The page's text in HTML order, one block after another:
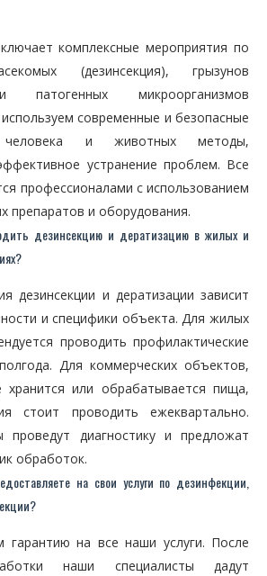
комплексные мероприятия по
(дезинсекция), грызунов
патогенных микроорганизмов
современные и безопасные
и животных методы,
устранение проблем. Все
профессионалами с использованием
препаратов и оборудования.
дезинсекцию и дератизацию в жилых и
дезинсекции и дератизации зависит
и специфики объекта. Для жилых
проводить профилактические
Для коммерческих объектов,
хранится или обрабатывается пища,
стоит проводить ежеквартально.
проведут диагностику и предложат
обработок.
на свои услуги по дезинфекции,
гарантию на все наши услуги. После
наши специалисты дадут